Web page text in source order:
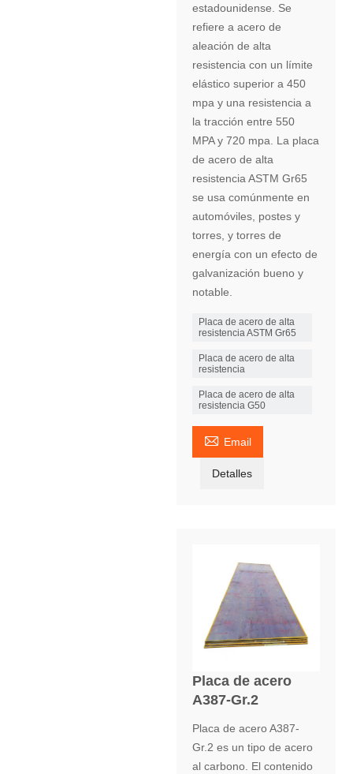
estadounidense. Se
refiere a acero de
aleación de alta
resistencia con un límite
elástico superior a 450
mpa y una resistencia a
la tracción entre 550
MPA y 720 mpa. La placa
de acero de alta
resistencia ASTM Gr65
se usa comúnmente en
automóviles, postes y
torres, y torres de
energía con un efecto de
galvanización bueno y
notable.
Placa de acero de alta
resistencia ASTM Gr65
Placa de acero de alta
resistencia
Placa de acero de alta
resistencia G50
 Email
Detalles
Placa de acero
A387-Gr.2
Placa de acero A387-
Gr.2 es un tipo de acero
al carbono. El contenido